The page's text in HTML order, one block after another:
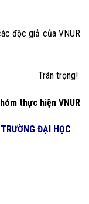
độc giả của VNUR
Trân trọng!
thực hiện VNUR
ĐẠI HỌC